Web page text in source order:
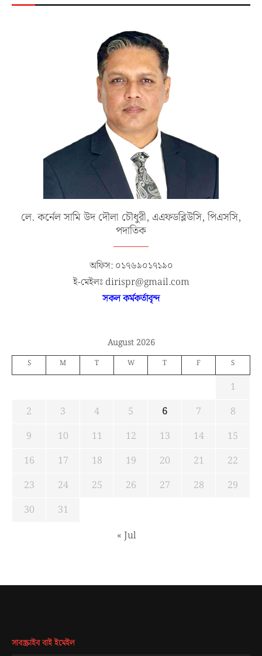
লে. কর্নেল সামি উদ দৌলা চৌধুরী, এএফডব্লিউসি, পিএসসি,
পদাতিক
অফিস: ০১৭৬৯০১৭১৯০
ই-মেইলঃ dirispr@gmail.com
সকল কর্মকর্তাবৃন্দ
August 2026
S M T W T F S
1
2
3 4 5 6 7
8
9
10 11 12 13 14
15
16
17 18 19 20 21
22
23
24 25 26 27 28
29
30
31
« Jul
সাবস্ক্রাইব বাই ইমেইল